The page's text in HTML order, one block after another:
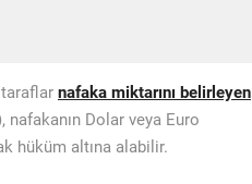
taraflar nafaka miktarını belirleyen
Dolar veya Euro
hüküm altına alabilir.